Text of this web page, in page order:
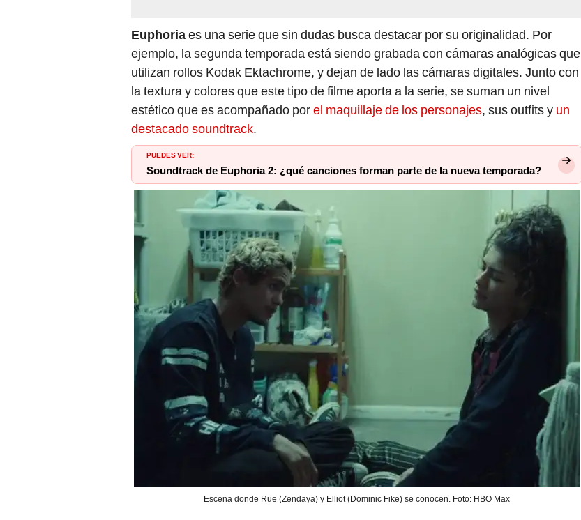
Euphoriaes una serie que sin dudas busca destacar por su originalidad. Por
ejemplo, la segunda temporada está siendo grabada con cámaras analógicas que
utilizan rollos Kodak Ektachrome, y dejan de lado las cámaras digitales. Junto con
la textura y colores que este tipo de filme aporta a la serie, se suman un nivel
estético que es acompañado porel maquillaje de los personajes, sus outfits y un
destacado soundtrack.
PUEDES VER:
Soundtrack de Euphoria 2: ¿qué canciones forman parte de la nueva temporada?
Escena donde Rue (Zendaya) y Elliot (Dominic Fike) se conocen. Foto: HBO Max